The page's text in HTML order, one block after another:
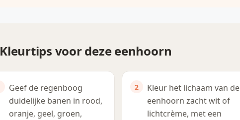
Kleurtips voor deze eenhoorn
Geef de regenboog
duidelijke banen in rood,
oranje, geel, groen,
Kleur het lichaam van de
eenhoorn zacht wit of
lichtcrème, met een